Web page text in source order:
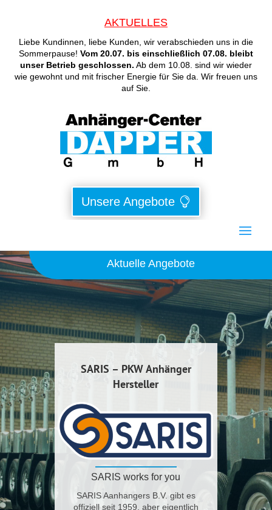
AKTUELLES
Liebe Kundinnen, liebe Kunden, wir verabschieden uns in die
Sommerpause! Vom 20.07. bis einschließlich 07.08. bleibt
unser Betrieb geschlossen. Ab dem 10.08. sind wir wieder
wie gewohnt und mit frischer Energie für Sie da. Wir freuen uns
auf Sie.
Unsere Angebote
Aktuelle Angebote
SARIS – PKW Anhänger
Hersteller
SARIS works for you
SARIS Aanhangers B.V. gibt es
offiziell seit 1959, aber eigentlich